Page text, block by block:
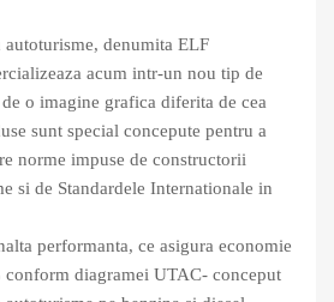
denumita ELF
acum intr-un nou tip de
o imagine grafica diferita de cea
sunt special concepute pentru a
norme impuse de constructorii
si de Standardele Internationale in
performanta, ce asigura economie
diagramei UTAC- conceput